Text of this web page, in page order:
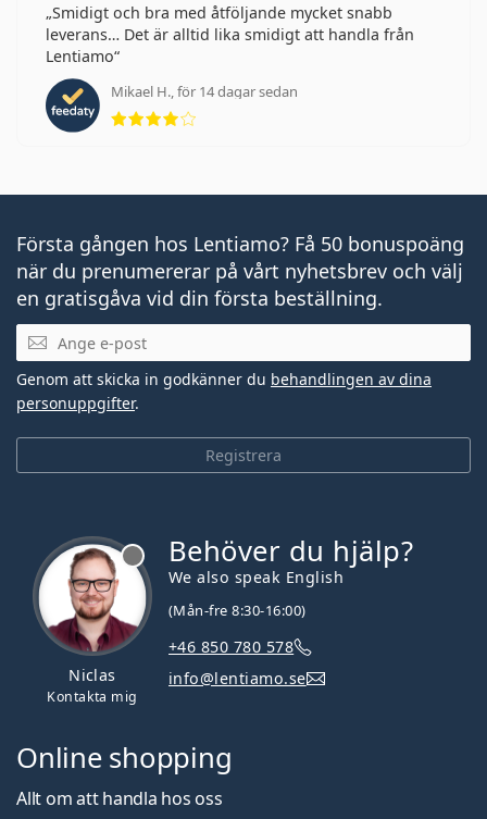
Smidigt och bra med åtföljande mycket snabb
leverans… Det är alltid lika smidigt att handla från
Lentiamo
Mikael H., för 14 dagar sedan
Betyg 4 av 5
Första gången hos Lentiamo? Få 50 bonuspoäng
när du prenumererar på vårt nyhetsbrev och välj
en gratisgåva vid din första beställning.
Mejladress
Registrera
Genom att skicka in godkänner du behandlingen av dina
personuppgifter.
Niclas
Kontakta mig
Behöver du hjälp?
We also speak English
(Mån-fre 8:30-16:00)
+46 850 780 578
info@lentiamo.se
Online shopping
Allt om att handla hos oss